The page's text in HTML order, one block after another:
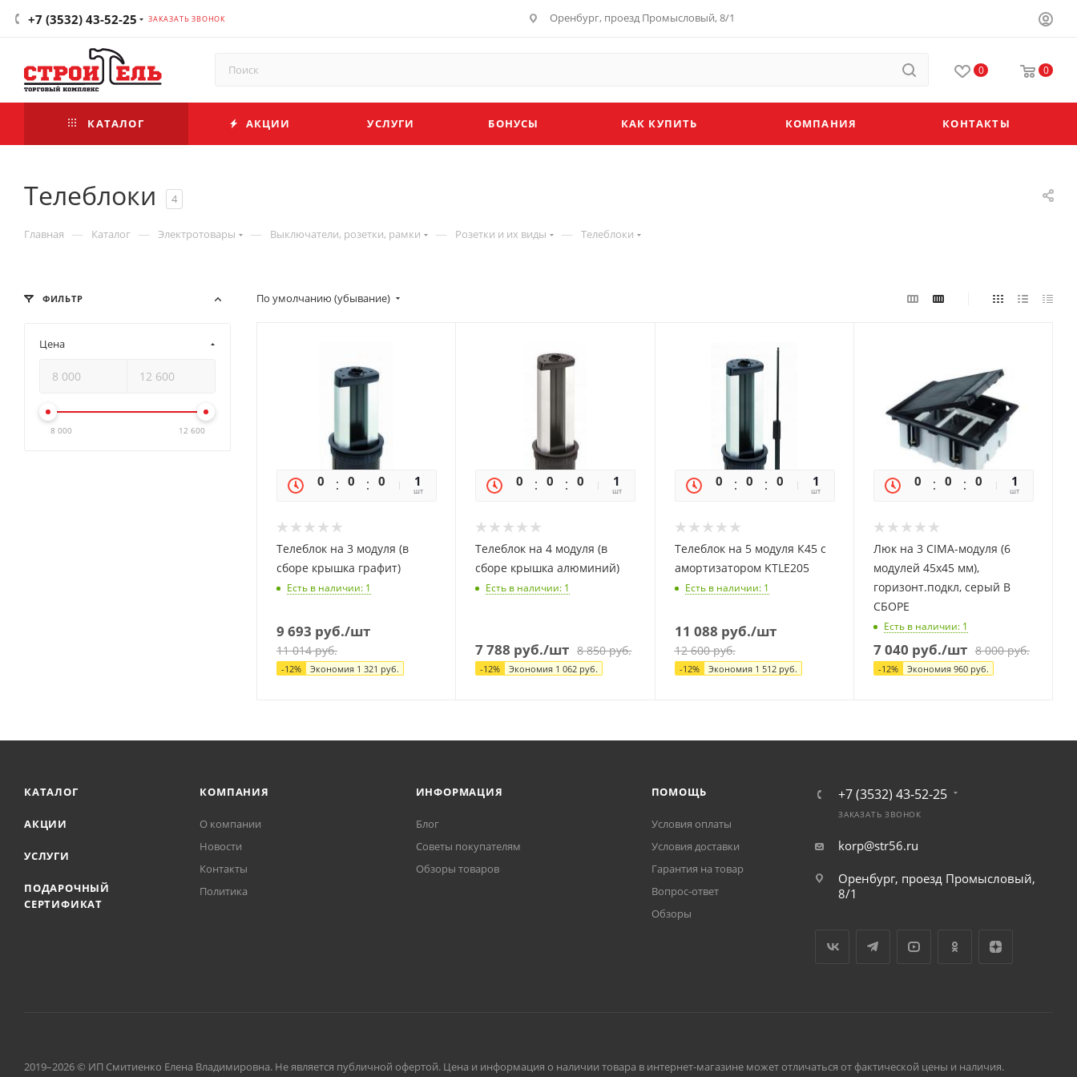
+7 (3532) 43-52-25 ЗАКАЗАТЬ ЗВОНОК Оренбург, проезд Промысловый, 8/1
0 0
КАТАЛОГ АКЦИИ УСЛУГИ БОНУСЫ КАК КУПИТЬ КОМПАНИЯ КОНТАКТЫ
Телеблоки 4
Главная — Каталог — Электротовары — Выключатели, розетки, рамки — Розетки и их виды — Телеблоки
По умолчанию (убывание)
0 0 0 01
шт
Телеблок на 3 модуля (в
сборе крышка графит)
Есть в наличии: 1
9 693 руб./шт
11 014руб.
-12% Экономия 1 321 руб.
0 0 0 01
шт
Телеблок на 4 модуля (в
сборе крышка алюминий)
Есть в наличии: 1
7 788 руб./шт 8 850руб.
-12% Экономия 1 062 руб.
0 0 0 01
шт
Телеблок на 5 модуля К45 с
амортизатором KTLE205
Есть в наличии: 1
11 088 руб./шт
12 600руб.
-12% Экономия 1 512руб.
0 0 0 01
шт
Люк на 3 CIMA-модуля (6
модулей 45х45 мм),
горизонт.подкл, серый В
СБОРЕ
Есть в наличии: 1
7 040 руб./шт 8 000руб.
-12% Экономия 960руб.
ФИЛЬТР
Цена
8 000 12 600
КАТАЛОГ
АКЦИИ
УСЛУГИ
ПОДАРОЧНЫЙ
СЕРТИФИКАТ
КОМПАНИЯ
О компании
Новости
Контакты
Политика
ИНФОРМАЦИЯ
Блог
Советы покупателям
Обзоры товаров
ПОМОЩЬ
Условия оплаты
Условия доставки
Гарантия на товар
Вопрос-ответ
Обзоры
+7 (3532) 43-52-25
ЗАКАЗАТЬ ЗВОНОК
korp@str56.ru
Оренбург, проезд Промысловый,
8/1
2019–2026 © ИП Смитиенко Елена Владимировна. Не является публичной офертой. Цена и информация о наличии товара в интернет-магазине может отличаться от фактической цены и наличия.